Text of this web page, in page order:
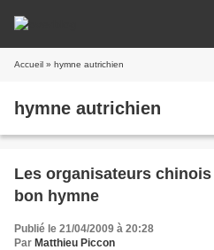
Accueil » hymne autrichien
hymne autrichien
Les organisateurs
bon hymne
Publié le 21/04/2009 à 20:28
Par Matthieu Piccon